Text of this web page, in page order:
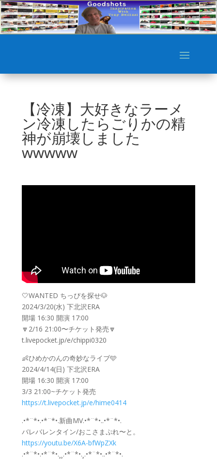
【冷凍】大好きなラーメ
ン冷凍したらごりかの精
神が崩壊しました
wwwww
🤍WANTED ちっぴを探せ🐶
2024/3/20(水) 下北沢ERA
開場 16:30 開演 17:00
🔽2/16 21:00〜チケット発売🔽
t.livepocket.jp/e/chippi0320
👶ひめかのんの奇妙なライブ🩵
2024/4/14(日) 下北沢ERA
開場 16:30 開演 17:00
3/3 21:00~チケット発売
https://t.livepocket.jp/e/hime0414
.•*¨*•.•*¨*•.新曲MV.•*¨*•..•*¨*•.
バレバレンタイン/おこさまぷれ〜と。
https://youtu.be/X6A-bfWpZXk
.•*¨*•.•*¨*•.¸¸.•*¨*•.¸.•*¨*•..•*¨*•.